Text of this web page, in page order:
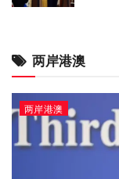
两岸港澳
两岸港澳